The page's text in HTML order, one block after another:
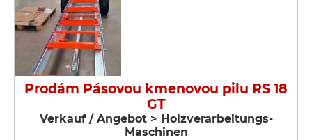
Prodám Pásovou kmenovou pilu RS 18
GT
Verkauf / Angebot > Holzverarbeitungs-
Maschinen